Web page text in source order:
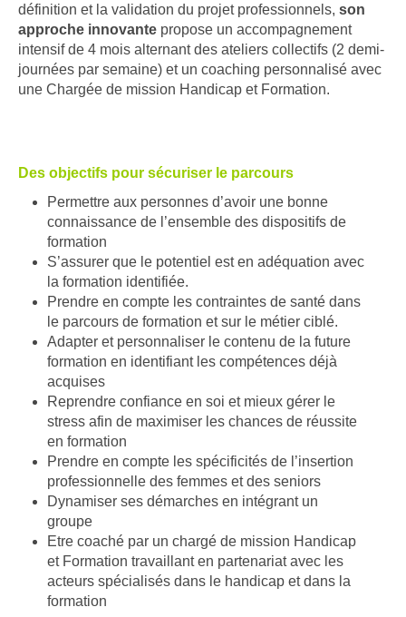
définition et la validation du projet professionnels, son
approche innovante propose un accompagnement
intensif de 4 mois ​alternant des ateliers collectifs (2 demi-
journées par semaine) ​et un coaching personnalisé avec
une Chargée de mission Handicap et Formation​.
Des objectifs pour sécuriser le parcours
Permettre aux personnes d’avoir une bonne
connaissance de l’ensemble des dispositifs de
formation​​
S’assurer que le potentiel est en adéquation avec
la formation identifiée. ​​
Prendre en compte les contraintes de santé dans
le parcours de formation et sur le métier ciblé. ​
Adapter et personnaliser le contenu de la future
formation en identifiant les compétences déjà
acquises​
​Reprendre confiance en soi et mieux gérer le
stress afin de maximiser les chances de réussite
en formation​
Prendre en compte les spécificités de l’insertion
professionnelle des femmes et des seniors​
Dynamiser ses démarches en intégrant un
groupe​
Etre coaché par un chargé de mission Handicap
et Formation travaillant en partenariat avec les
acteurs spécialisés dans le handicap et dans la
formation